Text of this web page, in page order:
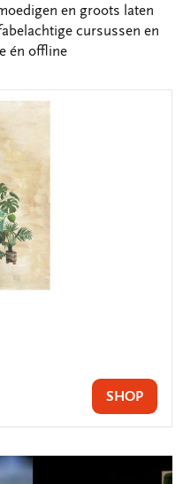
en groots laten
cursussen en
én offline
SHOP